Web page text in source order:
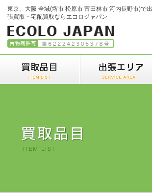
東京、大阪 全域(堺市 松原市 富田林市 河内長野市)で出
張買取・宅配買取ならエコロジャパン